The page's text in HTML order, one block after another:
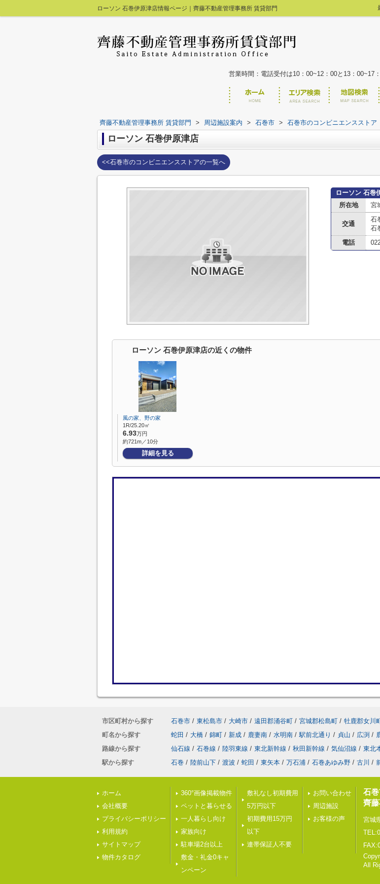
ローソン 石巻伊原津店情報ページ｜齊藤不動産管理事務所 賃貸部門
営業時間：電話受付は10：00~12：00と13：00~17
齊藤不動産管理事務所 賃貸部門 > 周辺施設案内 > 石巻市 > 石巻市のコンビニエンスストア
ローソン 石巻伊原津店
<<石巻市のコンビニエンスストアの一覧へ
ローソン 石巻
所在地
宮
交通
石
石
電話
ローソン 石巻伊原津店の近くの物件
風の家、野の家
1R/25.20㎡
6.93万円
約721m／10分
詳細を見る
市区町村から探す 石巻市 / 東松島市 / 大崎市 / 遠田郡涌谷町 / 宮城郡松島町 / 牡鹿郡女川
町名から探す
蛇田 / 大橋 / 錦町 / 新成 / 鹿妻南 / 水明南 / 駅前北通り / 貞山 / 広渕 /
路線から探す
仙石線 / 石巻線 / 陸羽東線 / 東北新幹線 / 秋田新幹線 / 気仙沼線 / 東北
駅から探す
石巻 / 陸前山下 / 渡波 / 蛇田 / 東矢本 / 万石浦 / 石巻あゆみ野 / 古川 /
ホーム
会社概要
プライバシーポリシー
利用規約
サイトマップ
物件カタログ
360°画像掲載物件
ペットと暮らせる
一人暮らし向け
家族向け
駐車場2台以上
敷金・礼金0キャ
ンペーン
敷礼なし初期費用
5万円以下
初期費用15万円
以下
連帯保証人不要
お問い合わせ
周辺施設
お客様の声
石
齊
宮城
All